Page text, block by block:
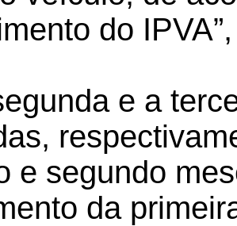
do
e a
e segundo
da